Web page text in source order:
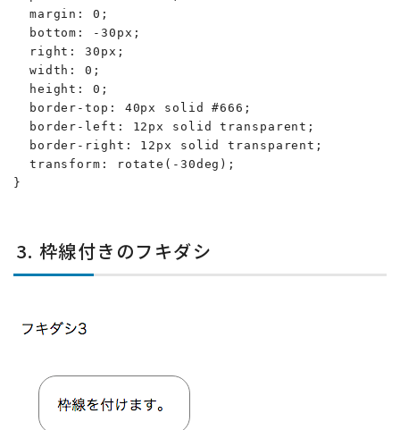
  margin: 0;
  bottom: -30px;
  right: 30px;
  width: 0;
  height: 0;
  border-top: 40px solid #666;
  border-left: 12px solid transparent;
  border-right: 12px solid transparent;
  transform: rotate(-30deg);
}
3. 枠線付きのフキダシ